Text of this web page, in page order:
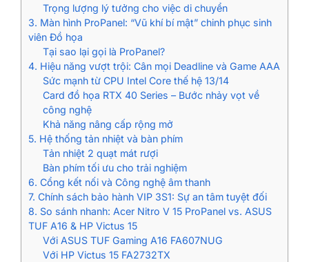
Trọng lượng lý tưởng cho việc di chuyển
3. Màn hình ProPanel: “Vũ khí bí mật” chinh phục sinh
viên Đồ họa
Tại sao lại gọi là ProPanel?
4. Hiệu năng vượt trội: Cân mọi Deadline và Game AAA
Sức mạnh từ CPU Intel Core thế hệ 13/14
Card đồ họa RTX 40 Series – Bước nhảy vọt về
công nghệ
Khả năng nâng cấp rộng mở
5. Hệ thống tản nhiệt và bàn phím
Tản nhiệt 2 quạt mát rượi
Bàn phím tối ưu cho trải nghiệm
6. Cổng kết nối và Công nghệ âm thanh
7. Chính sách bảo hành VIP 3S1: Sự an tâm tuyệt đối
8. So sánh nhanh: Acer Nitro V 15 ProPanel vs. ASUS
TUF A16 & HP Victus 15
Với ASUS TUF Gaming A16 FA607NUG
Với HP Victus 15 FA2732TX